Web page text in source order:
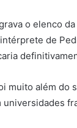
o elenco
de
muito além do
universidades